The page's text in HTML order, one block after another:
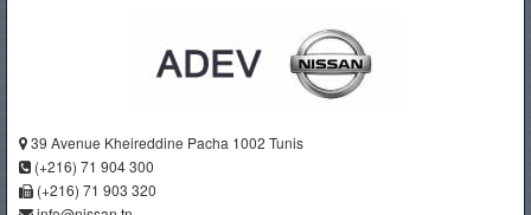
39 Avenue Kheireddine Pacha 1002 Tunis
(+216) 71 904 300
(+216) 71 903 320